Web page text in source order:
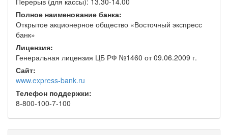
Полное наименование банка:
Открытое акционерное общество «Восточный экспресс
банк»
Лицензия:
Генеральная лицензия ЦБ РФ №1460 от 09.06.2009 г.
Сайт:
www.express-bank.ru
Телефон поддержки:
8-800-100-7-100